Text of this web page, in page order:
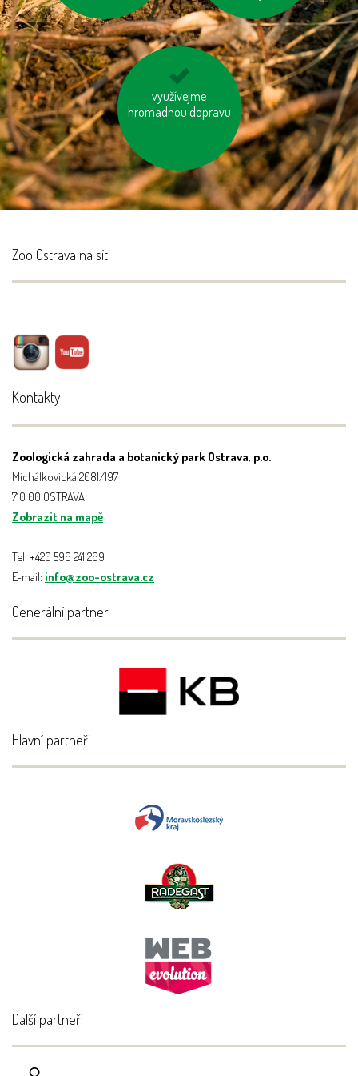
využívejme
hromadnou dopravu
nepřetápějme
místnosti
Zoo Ostrava na síti
Kontakty
Zoologická zahrada a botanický park Ostrava, p.o.
Michálkovická 2081/197
710 00 OSTRAVA
Zobrazit na mapě
Tel: +420 596 241 269
E-mail: info@zoo-ostrava.cz
Generální partner
Hlavní partneři
Další partneři